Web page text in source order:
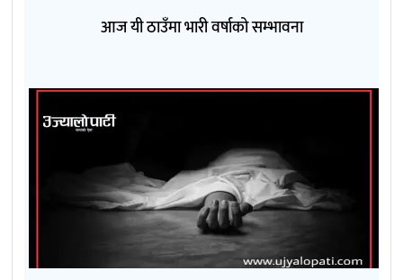
आज यी ठाउँमा भारी वर्षाको सम्भावना